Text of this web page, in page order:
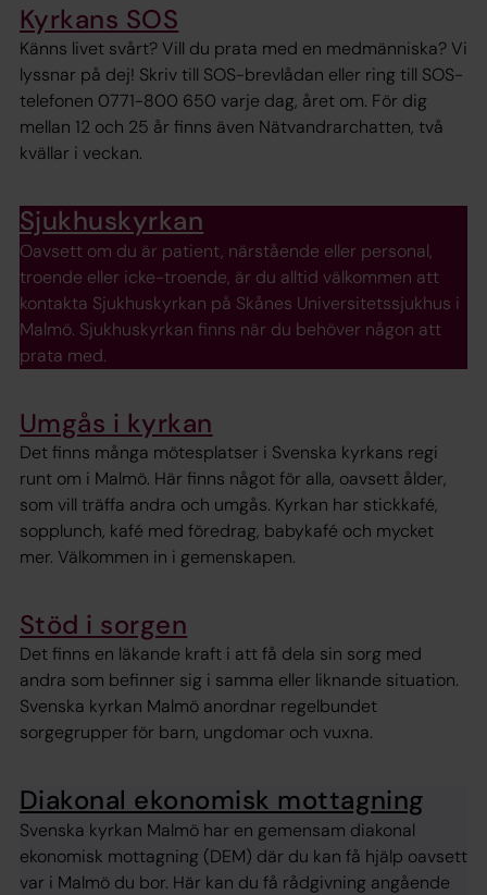
Kyrkans SOS
Känns livet svårt? Vill du prata med en medmänniska? Vi
lyssnar på dej! Skriv till SOS-brevlådan eller ring till SOS-
telefonen 0771-800 650 varje dag, året om. För dig
mellan 12 och 25 år finns även Nätvandrarchatten, två
kvällar i veckan.
Sjukhuskyrkan
Oavsett om du är patient, närstående eller personal,
troende eller icke-troende, är du alltid välkommen att
kontakta Sjukhuskyrkan på Skånes Universitetssjukhus i
Malmö. Sjukhuskyrkan finns när du behöver någon att
prata med.
Umgås i kyrkan
Det finns många mötesplatser i Svenska kyrkans regi
runt om i Malmö. Här finns något för alla, oavsett ålder,
som vill träffa andra och umgås. Kyrkan har stickkafé,
sopplunch, kafé med föredrag, babykafé och mycket
mer. Välkommen in i gemenskapen.
Stöd i sorgen
Det finns en läkande kraft i att få dela sin sorg med
andra som befinner sig i samma eller liknande situation.
Svenska kyrkan Malmö anordnar regelbundet
sorgegrupper för barn, ungdomar och vuxna.
Diakonal ekonomisk mottagning
Svenska kyrkan Malmö har en gemensam diakonal
ekonomisk mottagning (DEM) där du kan få hjälp oavsett
var i Malmö du bor. Här kan du få rådgivning angående